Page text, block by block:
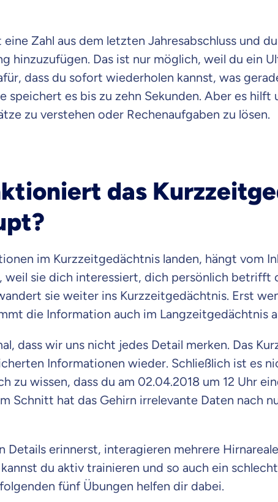
eine Zahl aus dem letzten Jahresabschluss und
hinzuzufügen. Das ist nur möglich, weil du ein
dass du sofort wiederholen kannst, was
speichert es bis zu zehn Sekunden. Aber es hilft
zu verstehen oder Rechenaufgaben zu lösen.
das
im Kurzzeitgedächtnis landen, hängt vom
sie dich interessiert, dich persönlich betrifft
sie weiter ins Kurzzeitgedächtnis. Erst
die Information auch im Langzeitgedächtnis
dass wir uns nicht jedes Detail merken. Das
Informationen wieder. Schließlich ist es
zu wissen, dass du am 02.04.2018 um 12 Uhr
Schnitt hat das Gehirn irrelevante Daten nach
Details erinnerst, interagieren mehrere
du aktiv trainieren und so auch ein
fünf Übungen helfen dir dabei.
wichtig ist, dass du
fühlst.
faire Beratung